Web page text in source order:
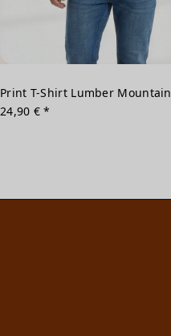
Print T-Shirt Lumber Mountain
24,90 € *